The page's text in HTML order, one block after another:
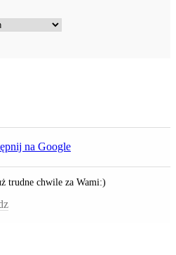
na Google
trudne chwile za Wami:)